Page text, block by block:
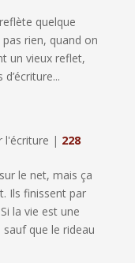
quelque
rien, quand on
un vieux reflet,
l'écriture | 228
le net, mais ça
Ils finissent par
la vie est une
que le rideau